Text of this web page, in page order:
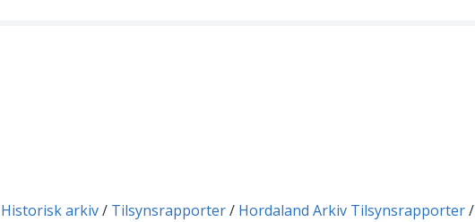
Historisk arkiv Tilsynsrapporter Hordaland Arkiv Tilsynsrapporter